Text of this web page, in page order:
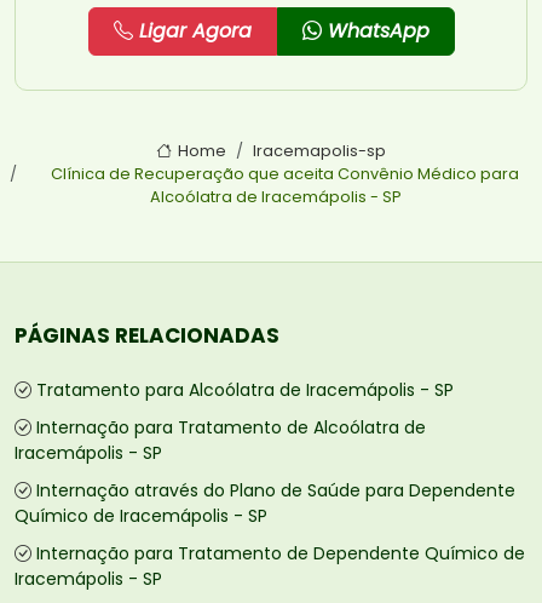
Ligar Agora WhatsApp
Home
Iracemapolis-sp
Clínica de Recuperação que aceita Convênio Médico para
Alcoólatra de Iracemápolis - SP
PÁGINAS RELACIONADAS
Tratamento para Alcoólatra de Iracemápolis - SP
Internação para Tratamento de Alcoólatra de
Iracemápolis - SP
Internação através do Plano de Saúde para Dependente
Químico de Iracemápolis - SP
Internação para Tratamento de Dependente Químico de
Iracemápolis - SP